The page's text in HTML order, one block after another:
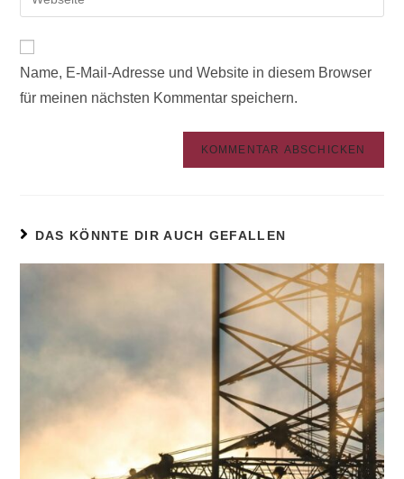
Name, E-Mail-Adresse und Website in diesem Browser
für meinen nächsten Kommentar speichern.
DAS KÖNNTE DIR AUCH GEFALLEN